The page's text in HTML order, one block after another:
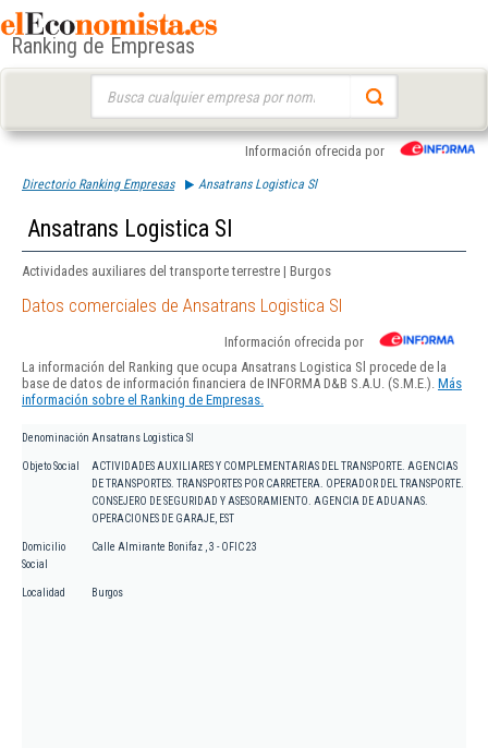
Ranking de Empresas
Información ofrecida por
Directorio Ranking Empresas Ansatrans Logistica Sl
Ansatrans Logistica Sl
Actividades auxiliares del transporte terrestre | Burgos
Datos comerciales de Ansatrans Logistica Sl
Información ofrecida por
La información del Ranking que ocupa Ansatrans Logistica Sl procede de la
base de datos de información financiera de INFORMA D&B S.A.U. (S.M.E.). Más
información sobre el Ranking de Empresas.
Denominación Ansatrans Logistica Sl
Objeto Social
ACTIVIDADES AUXILIARES Y COMPLEMENTARIAS DEL TRANSPORTE. AGENCIAS
DE TRANSPORTES. TRANSPORTES POR CARRETERA. OPERADOR DEL TRANSPORTE.
CONSEJERO DE SEGURIDAD Y ASESORAMIENTO. AGENCIA DE ADUANAS.
OPERACIONES DE GARAJE, EST
Domicilio
Social
Calle Almirante Bonifaz , 3 - OFIC 23
Localidad Burgos